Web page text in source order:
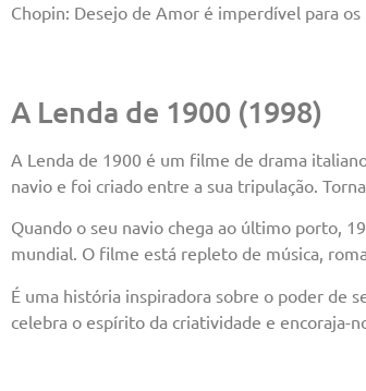
Chopin: Desejo de Amor é imperdível para
A Lenda de 1900 (1998)
A Lenda de 1900 é um filme de drama
navio e foi criado entre a sua tripulação.
Quando o seu navio chega ao último porto,
mundial. O filme está repleto de música,
É uma história inspiradora sobre o poder de
celebra o espírito da criatividade e encoraja-